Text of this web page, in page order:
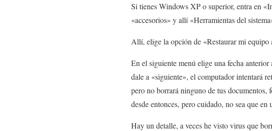
Si tienes Windows XP o superior, entra en
«accesorios» y allí «Herramientas del
Allí, elige la opción de «Restaurar mi equipo
En el siguiente menú elige una fecha
dale a «siguiente», el computador intentará
pero no borrará ninguno de tus documentos,
desde entonces, pero cuidado, no sea que
Hay un detalle, a veces he visto virus que